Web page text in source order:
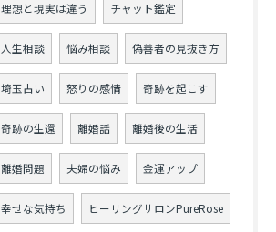
理想と現実は違う チャット鑑定
人生相談 悩み相談 偽善者の見抜き方
埼玉占い 怒りの感情 奇跡を起こす
奇跡の生還 離婚話 離婚後の生活
離婚問題 夫婦の悩み 金運アップ
幸せな気持ち ヒーリングサロンPureRose